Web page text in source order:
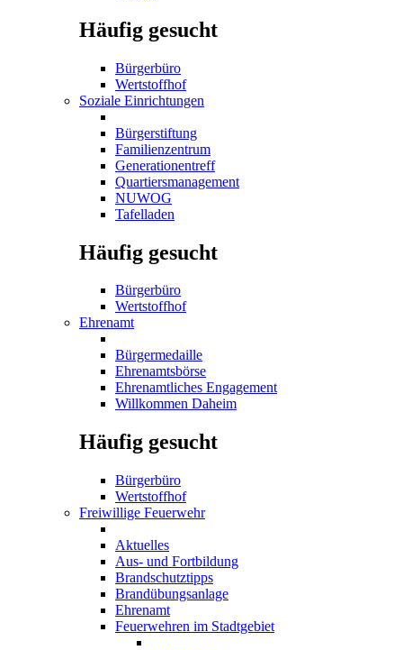
Häufig gesucht
Bürgerbüro
Wertstoffhof
Soziale Einrichtungen
Bürgerstiftung
Familienzentrum
Generationentreff
Quartiersmanagement
NUWOG
Tafelladen
Häufig gesucht
Bürgerbüro
Wertstoffhof
Ehrenamt
Bürgermedaille
Ehrenamtsbörse
Ehrenamtliches Engagement
Willkommen Daheim
Häufig gesucht
Bürgerbüro
Wertstoffhof
Freiwillige Feuerwehr
Aktuelles
Aus- und Fortbildung
Brandschutztipps
Brandübungsanlage
Ehrenamt
Feuerwehren im Stadtgebiet